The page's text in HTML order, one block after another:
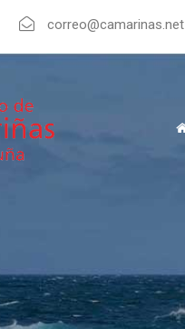
correo@camarinas.net